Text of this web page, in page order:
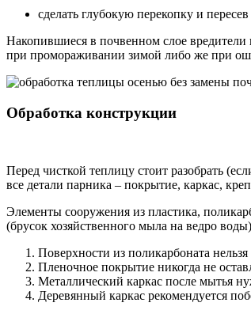
сделать глубокую перекопку и
Накопившиеся в почвенном слое вредители
при промораживании зимой либо же при
Обработка конструкции
Перед чисткой теплицу стоит разобрать
все детали парника – покрытие, каркас,
Элементы сооружения из пластика,
(брусок хозяйственного мыла на ведро
Поверхности из поликарбоната
Пленочное покрытие никогда не
Металлический каркас после мытья
Деревянный каркас рекомендуется